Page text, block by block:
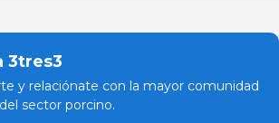
3tres3
y relaciónate con la mayor comunidad
sector porcino.